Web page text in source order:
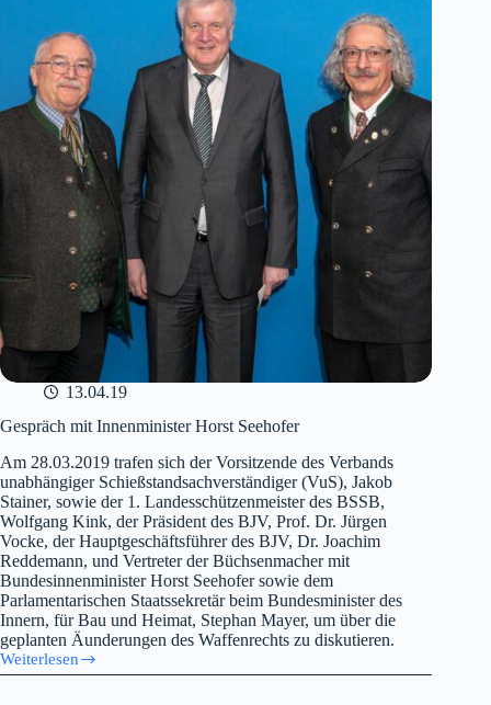
13.04.19
Gespräch mit Innenminister Horst Seehofer
Am 28.03.2019 trafen sich der Vorsitzende des Verbands
unabhängiger Schießstandsachverständiger (VuS), Jakob
Stainer, sowie der 1. Landesschützenmeister des BSSB,
Wolfgang Kink, der Präsident des BJV, Prof. Dr. Jürgen
Vocke, der Hauptgeschäftsführer des BJV, Dr. Joachim
Reddemann, und Vertreter der Büchsenmacher mit
Bundesinnenminister Horst Seehofer sowie dem
Parlamentarischen Staatssekretär beim Bundesminister des
Innern, für Bau und Heimat, Stephan Mayer, um über die
geplanten Äunderungen des Waffenrechts zu diskutieren.
Weiterlesen
Gespräch